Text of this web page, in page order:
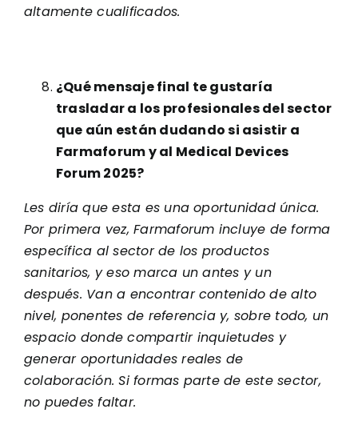
altamente cualificados.
¿Qué mensaje final te gustaría
trasladar a los profesionales del sector
que aún están dudando si asistir a
Farmaforum y al Medical Devices
Forum 2025?
Les diría que esta es una oportunidad única.
Por primera vez, Farmaforum incluye de forma
específica al sector de los productos
sanitarios, y eso marca un antes y un
después. Van a encontrar contenido de alto
nivel, ponentes de referencia y, sobre todo, un
espacio donde compartir inquietudes y
generar oportunidades reales de
colaboración. Si formas parte de este sector,
no puedes faltar.